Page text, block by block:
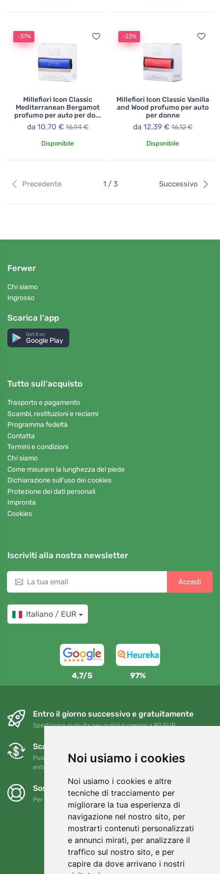
Noi usiamo i cookies
Noi usiamo i cookies e altre
tecniche di tracciamento per
migliorare la tua esperienza di
navigazione nel nostro sito, per
mostrarti contenuti personalizzati
e annunci mirati, per analizzare il
traffico sul nostro sito, e per
capire da dove arrivano i nostri
-37%
Millefiori Icon Classic
Mediterranean Bergamot
profumo per auto per do...
da 10,70 € 16,94 €
Disponibile
-23%
Millefiori Icon Classic Vanilla
and Wood profumo per auto
per donne
da 12,39 € 16,12 €
Disponibile
Precedente 1 / 3 Successivo
Ferwer
Chi siamo
Ingrosso
Scarica l'app
Get it on
Google Play
Tutto sull'acquisto
Trasporto e pagamento
Scambi, restituzioni e reclami
Programma fedeltà
Contatta
Termini e condizioni
Chi siamo
Come misurare la lunghezza del piede
Dichiarazione sull'uso dei cookies
Protezione dei dati personali
Impronta
Cookies
Iscriviti alla nostra newsletter
Accedi
Italiano / EUR
4,7/5 97%
Entro il giorno successivo e gratuitamente
Spedizione gratuita per ordini superiori a 80 EUR
Scambi e resi gratuiti
Puoi restituire o cambiare il tuo ordine in qualsiasi momento
entro 90 giorni
Sosteniamo Trees.org
Per ogni ordine piantiamo un albero! Leggi di più